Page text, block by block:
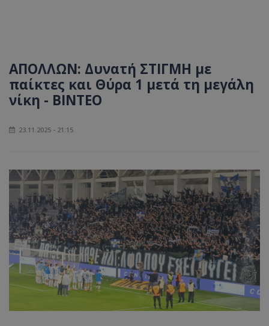
ΑΠΟΛΛΩΝ: Δυνατή ΣΤΙΓΜΗ με
παίκτες και Θύρα 1 μετά τη μεγάλη
νίκη - ΒΙΝΤΕΟ
23.11.2025 - 21:15